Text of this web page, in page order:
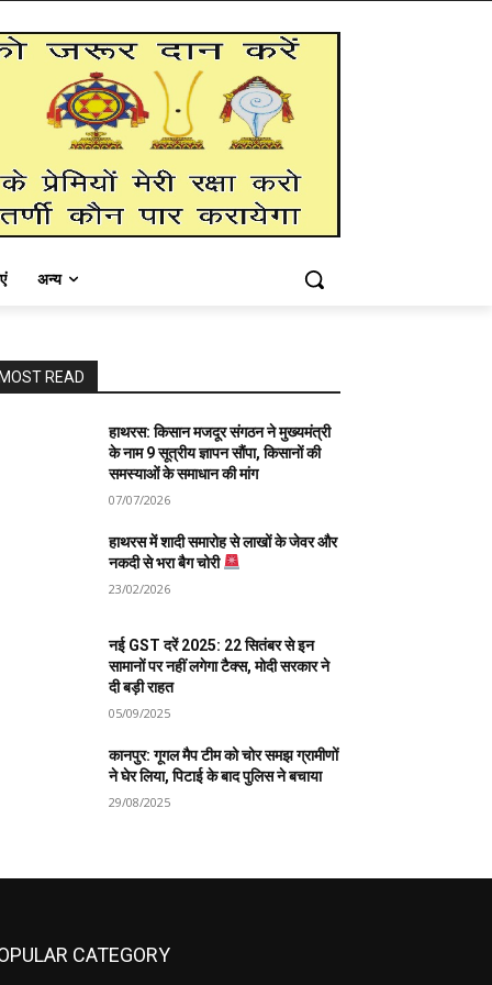
अन्य
READ
हाथरस: किसान मजदूर संगठन ने मुख्यमंत्री
के नाम 9 सूत्रीय ज्ञापन सौंपा, किसानों की
समस्याओं के समाधान की मांग
07/07/2026
हाथरस में शादी समारोह से लाखों के जेवर और
नकदी से भरा बैग चोरी
23/02/2026
नई GST दरें 2025: 22 सितंबर से इन
सामानों पर नहीं लगेगा टैक्स, मोदी सरकार ने
दी बड़ी राहत
05/09/2025
कानपुर: गूगल मैप टीम को चोर समझ ग्रामीणों
ने घेर लिया, पिटाई के बाद पुलिस ने बचाया
29/08/2025
CATEGORY